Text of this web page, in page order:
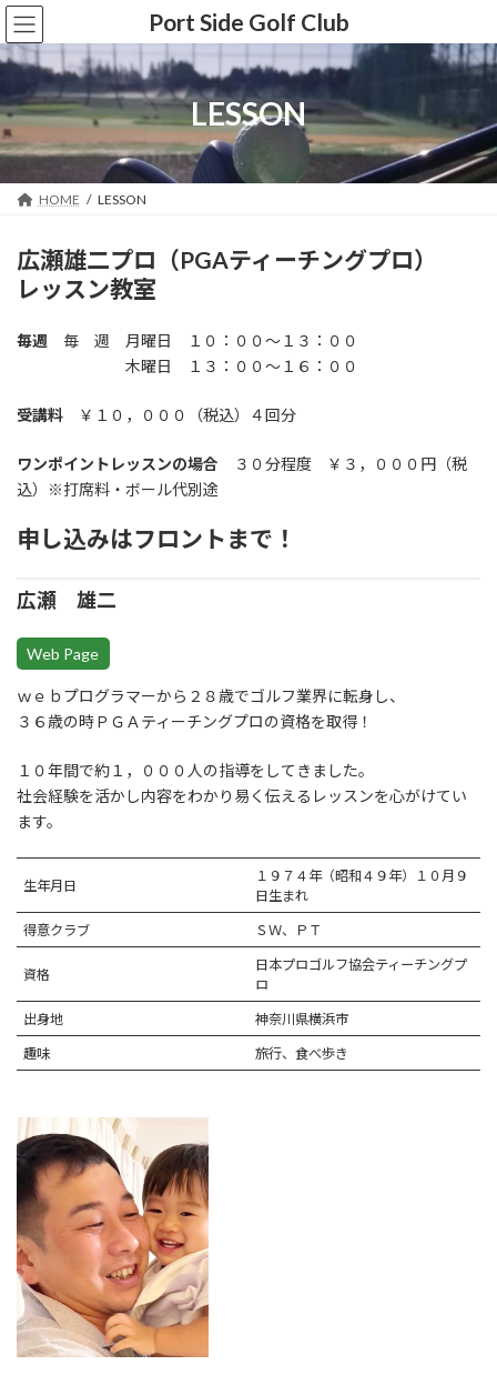
コ
ン
テ
ツ
へ
ス
ッ
ナ
ビ
ゲ
シ
ョ
ン
移
Port Side Golf Club
LESSON
HOME LESSON
広瀬雄二プロ（PGAティーチングプロ）
レッスン教室
毎週 毎 週 月曜日 １０：００～１３：００
木曜日 １３：００～１６：００
受講料 ￥１０，０００（税込）４回分
ワンポイントレッスンの場合 ３０分程度 ￥３，０００円（税
込）※打席料・ボール代別途
申し込みはフロントまで！
広瀬 雄二
Web Page
ｗｅｂプログラマーから２８歳でゴルフ業界に転身し、
３６歳の時ＰＧＡティーチングプロの資格を取得！
１０年間で約１，０００人の指導をしてきました。
社会経験を活かし内容をわかり易く伝えるレッスンを心がけてい
ます。
生年月日
１９７４年（昭和４９年）１０月９
日生まれ
得意クラブ ＳＷ、ＰＴ
資格
日本プロゴルフ協会ティーチングプ
ロ
出身地 神奈川県横浜市
趣味 旅行、食べ歩き